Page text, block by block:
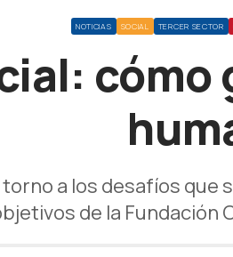
NOTICIAS SOCIAL TERCER SECTOR
cómo
a los desafíos
de la